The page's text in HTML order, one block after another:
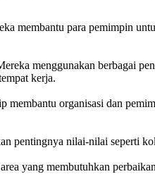
membantu para pemimpin
menggunakan berbagai
kerja.
organisasi dan
pentingnya nilai-nilai seperti
yang membutuhkan